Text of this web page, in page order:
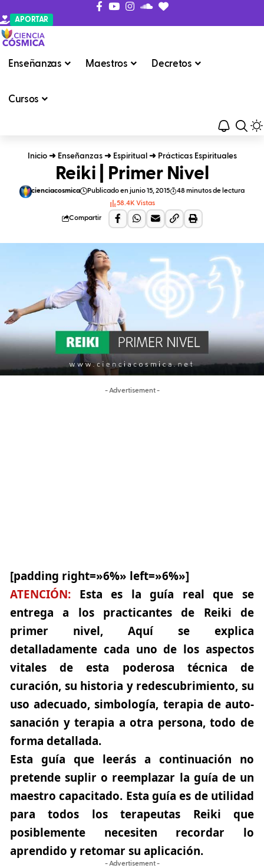
APORTAR
Enseñanzas Maestros Decretos
Cursos
Inicio➜ Enseñanzas➜ Espiritual ➜ Prácticas Espirituales
Reiki | Primer Nivel
cienciacosmica Publicado en junio 15, 2015
48 minutos de lectura
58.4K Vistas
Compartir
- Advertisement -
[padding right=»6%» left=»6%»]
ATENCIÓN: Esta es la guía real que se
entrega a los practicantes de Reiki de
primer nivel, Aquí se explica
detalladamente cada uno de los aspectos
vitales de esta poderosa técnica de
curación, su historia y redescubrimiento, su
uso adecuado, simbología, terapia de auto-
sanación y terapia a otra persona, todo de
forma detallada.
Esta guía que leerás a continuación no
pretende suplir o reemplazar la guía de un
maestro capacitado. Esta guía es de utilidad
para todos losterapeutas Reiki que
posiblemente necesiten recordar lo
aprendido y retomar su aplicación.
- Advertisement -